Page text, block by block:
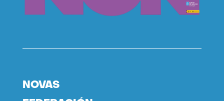
NOVAS